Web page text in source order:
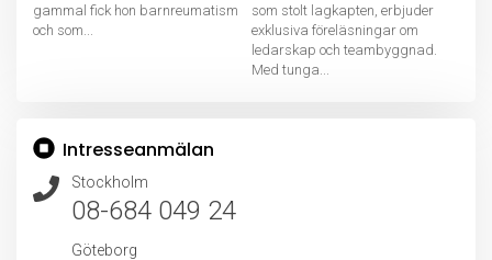
gammal fick hon barnreumatism
och som...
som stolt lagkapten, erbjuder
exklusiva föreläsningar om
ledarskap och teambyggnad.
Med tunga...
Intresseanmälan
Stockholm
08-684 049 24
Göteborg